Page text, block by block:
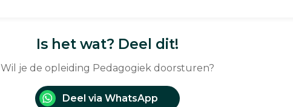
Is het wat? Deel dit!
Wil je de opleiding Pedagogiek doorsturen?
Deel via WhatsApp